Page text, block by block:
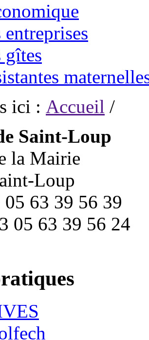
entreprises
gîtes
ici : Accueil /
Saint-Loup
la Mairie
Loup
63 39 56 39
05 63 39 56 24